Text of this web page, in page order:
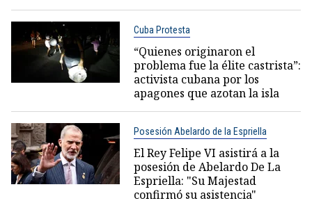
Cuba Protesta
“Quienes originaron el
problema fue la élite castrista”:
activista cubana por los
apagones que azotan la isla
Posesión Abelardo de la Espriella
El Rey Felipe VI asistirá a la
posesión de Abelardo De La
Espriella: "Su Majestad
confirmó su asistencia"